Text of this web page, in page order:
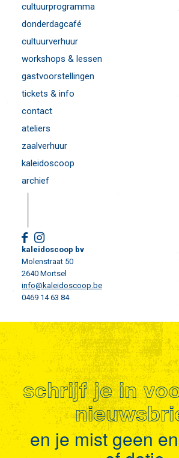
cultuurprogramma
donderdagcafé
cultuurverhuur
workshops & lessen
gastvoorstellingen
tickets & info
contact
ateliers
zaalverhuur
kaleidoscoop
archief
kaleidoscoop bv
Molenstraat 50
2640 Mortsel
info@kaleidoscoop.be
0469 14 63 84
schrijf je in
en je mist geen